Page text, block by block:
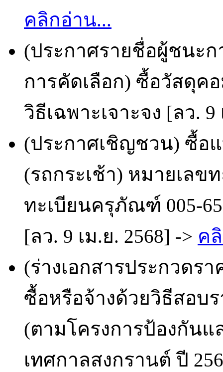
คลิกอ่าน...
(ประกาศรายชื่อผู้ชนะก
การคัดเลือก) ซื้อวัสดุค
วิธีเฉพาะเจาะจง [ลว. 9
(ประกาศเชิญชวน) ซื้อ
(รถกระเช้า) หมายเลข
ทะเบียนครุภัณฑ์ 005-
[ลว. 9 เม.ย. 2568] -> ค
(ร่างเอกสารประกวดรา
ซื้อหรือจ้างด้วยวิธีสอบ
(ตามโครงการป้องกัน
เทศกาลสงกรานต์ ปี